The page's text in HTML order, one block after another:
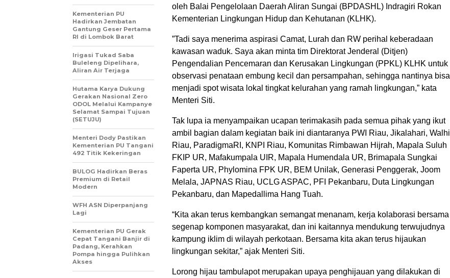
oleh Balai Pengelolaan Daerah Aliran Sungai (BPDASHL) Indragiri Rokan
Kementerian Lingkungan Hidup dan Kehutanan (KLHK).
”Tadi saya menerima aspirasi Camat, Lurah dan RW perihal keberadaan
kawasan waduk. Saya akan minta tim Direktorat Jenderal (Ditjen)
Pengendalian Pencemaran dan Kerusakan Lingkungan (PPKL) KLHK untuk
observasi penataan embung kecil dan persampahan, sehingga nantinya bisa
menjadi spot wisata lokal tingkat kelurahan yang ramah lingkungan,” kata
Menteri Siti.
Tak lupa ia menyampaikan ucapan terimakasih pada semua pihak yang ikut
ambil bagian dalam kegiatan baik ini diantaranya PWI Riau, Jikalahari, Walhi
Riau, ParadigmaRI, KNPI Riau, Komunitas Rimbawan Hijrah, Mapala Suluh
FKIP UR, Mafakumpala UIR, Mapala Humendala UR, Brimapala Sungkai
Faperta UR, Phylomina FPK UR, BEM Unilak, Generasi Penggerak, Joom
Melala, JAPNAS Riau, UCLG ASPAC, PFI Pekanbaru, Duta Lingkungan
Pekanbaru, dan Mapedallima Hang Tuah.
“Kita akan terus kembangkan semangat menanam, kerja kolaborasi bersama
segenap komponen masyarakat, dan ini kaitannya mendukung terwujudnya
kampung iklim di wilayah perkotaan. Bersama kita akan terus hijaukan
lingkungan sekitar,” ajak Menteri Siti.
Lorong hijau tambulapot merupakan upaya penghijauan yang dilakukan di
Kementerian PU
Hadirkan Jembatan
Gantung Geser Pertama
RI di Lombok Barat
Irigasi Tukad Saba
Buleleng Dipelihara,
Aliran Air Terjaga
Hutama Karya Dukung
Gerakan Nasional Zero
ODOL Melalui Kampanye
Selamat Sampai Tujuan
(SETUJU)
Menteri Dody Pastikan
Kementerian PU Tangani
492 Titik Kekeringan
BULOG Hadirkan Beras
Premium di Retail
Modern
WFH ASN Diperpanjang
Lagi
Kementerian PU Gerak
Cepat Tangani Banjir di
Padang, Kerahkan
Pompa hingga Pulihkan
Akses